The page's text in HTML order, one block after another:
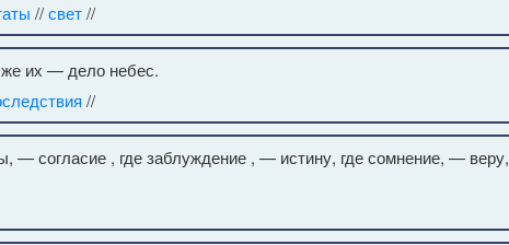
//свет//
их — дело небес.
//
— согласие , где заблуждение , — истину, где сомнение, — веру,